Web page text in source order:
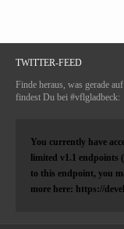
TWITTER-FEED
Finde heraus, was gerade
findest Du bei #vflgladbeck:
You currently have
limited v1.1 endpoints
to this endpoint, you
more here: https://